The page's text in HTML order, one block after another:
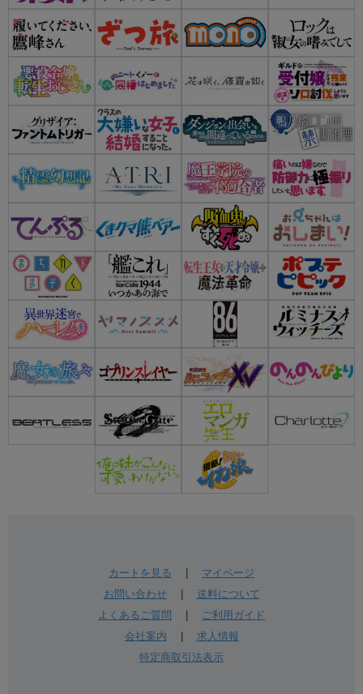
カートを見る
マイページ
お問い合わせ| 送料について
よくあるご質問
ご利用ガイド
会社案内
求人情報
特定商取引法表示